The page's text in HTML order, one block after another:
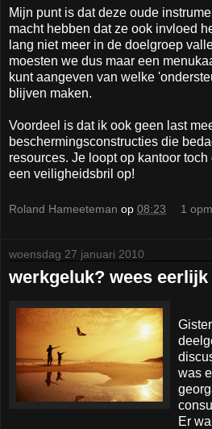
Mijn punt is dat deze oude
macht hebben dat ze ook invloed
lang niet meer in de doelgroep
moesten we dus maar een
kunt aangeven van welke
blijven maken.
Voordeel is dat ik ook geen last
beschermingsconstructies die
resources. Je loopt op kantoor
een veiligheidsbril op!
Roland Hameeteman op 08:23 1
woensdag 27 januari 2010
werkgeluk? wees
was
Er